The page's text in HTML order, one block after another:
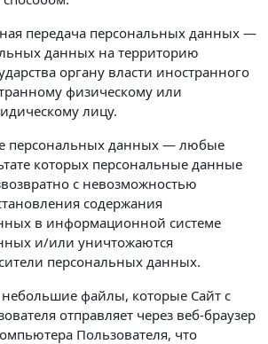
передача персональных данных —
данных на территорию
органу власти иностранного
физическому или
лицу.
персональных данных — любые
которых персональные данные
с невозможностью
содержания
в информационной системе
и/или уничтожаются
персональных данных.
небольшие файлы, которые Сайт с
отправляет через веб-браузер
Пользователя, что